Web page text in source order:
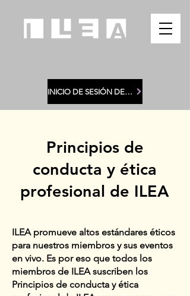
INICIO DE SESIÓN DE MIEMBROS
Principios de
conducta y ética
profesional de ILEA
ILEA promueve altos estándares éticos
para nuestros miembros y sus eventos
en vivo. Es por eso que todos los
miembros de ILEA suscriben los
Principios de conducta y ética